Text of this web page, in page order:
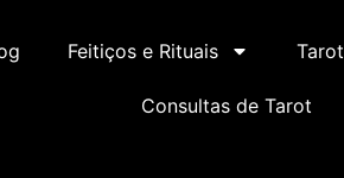
Feitiços e Rituais Tarot
Consultas de Tarot